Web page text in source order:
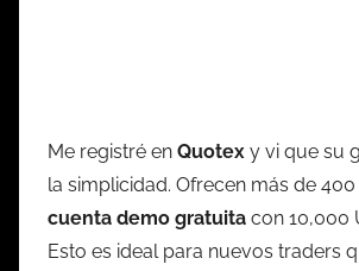
Me registré en Quotex y vi que su
la simplicidad. Ofrecen más de
cuenta demo gratuita con 10,000
Esto es ideal para nuevos traders